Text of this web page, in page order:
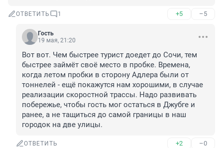
ОТВЕТИТЬ 1 +5 –5
Гость
19 мая, 21:20
Вот вот. Чем быстрее турист доедет до Сочи, тем
быстрее займёт своё место в пробке. Времена,
когда летом пробки в сторону Адлера были от
тоннелей - ещё покажутся нам хорошими, в случае
реализации скоростной трассы. Надо развивать
побережье, чтобы гость мог остаться в Джубге и
ранее, а не тащиться до самой границы в наш
городок на две улицы.
ОТВЕТИТЬ +2 –0